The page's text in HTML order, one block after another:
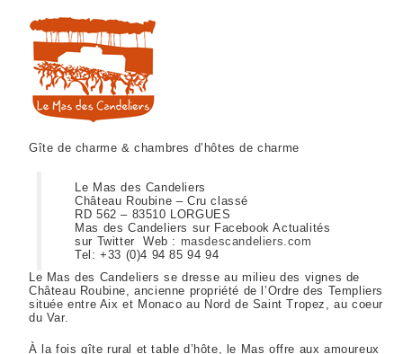
Gîte de charme & chambres d’hôtes de charme
Le Mas des Candeliers
Château Roubine – Cru classé
RD 562 – 83510 LORGUES
Mas des Candeliers sur Facebook Actualités
sur Twitter Web : masdescandeliers.com
Tel: +33 (0)4 94 85 94 94
Le Mas des Candeliers se dresse au milieu des vignes de
Château Roubine, ancienne propriété de l’Ordre des Templiers
située entre Aix et Monaco au Nord de Saint Tropez, au coeur
du Var.
À la fois gîte rural et table d’hôte, le Mas offre aux amoureux